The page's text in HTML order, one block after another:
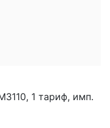
1 тариф, имп.